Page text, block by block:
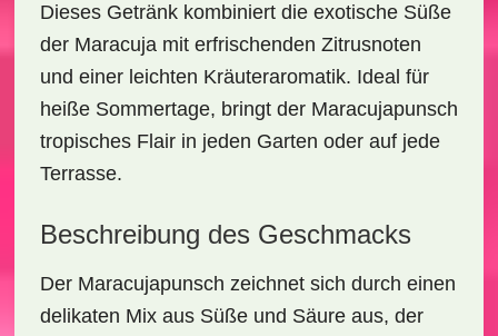
Dieses Getränk kombiniert die exotische Süße
der Maracuja mit erfrischenden Zitrusnoten
und einer leichten Kräuteraromatik. Ideal für
heiße Sommertage, bringt der Maracujapunsch
tropisches Flair in jeden Garten oder auf jede
Terrasse.
Beschreibung des Geschmacks
Der Maracujapunsch zeichnet sich durch einen
delikaten Mix aus Süße und Säureaus, der